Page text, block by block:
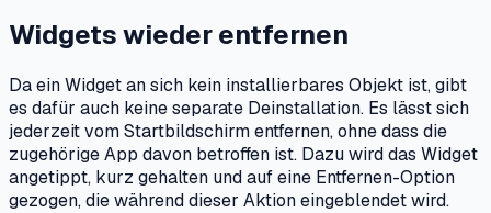
Widgets wieder entfernen
Da ein Widget an sich kein installierbares Objekt ist, gibt
es dafür auch keine separate Deinstallation. Es lässt sich
jederzeit vom Startbildschirm entfernen, ohne dass die
zugehörige App davon betroffen ist. Dazu wird das Widget
angetippt, kurz gehalten und auf eine Entfernen-Option
gezogen, die während dieser Aktion eingeblendet wird.